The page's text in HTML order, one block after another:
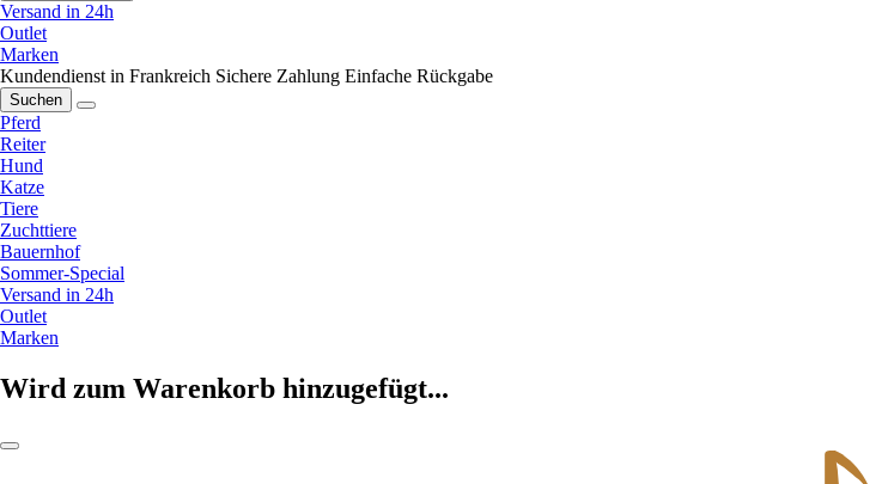
Versand in 24h
Outlet
Marken
Kundendienst in Frankreich Sichere Zahlung Einfache Rückgabe
Suchen
Pferd
Reiter
Hund
Katze
Tiere
Zuchttiere
Bauernhof
Sommer-Special
Versand in 24h
Outlet
Marken
Wird zum Warenkorb hinzugefügt...